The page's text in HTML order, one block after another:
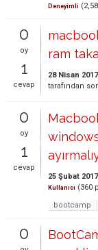
Deneyimli (
0
oy
1
cevap
ram
28 Nisan 2017
tarafından
0
oy
1
cevap
25 Şubat 2017
Kullanıcı (360
bootcamp
0